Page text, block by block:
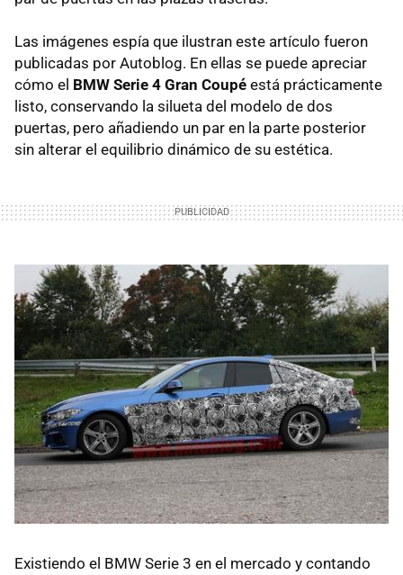
Las imágenes espía que ilustran este artículo fueron
publicadas por Autoblog. En ellas se puede apreciar
cómo el BMW Serie 4 Gran Coupé está prácticamente
listo, conservando la silueta del modelo de dos
puertas, pero añadiendo un par en la parte posterior
sin alterar el equilibrio dinámico de su estética.
Existiendo el BMW Serie 3 en el mercado y contando